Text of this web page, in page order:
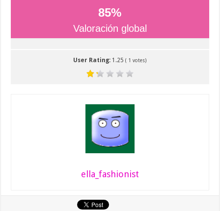
85%
Valoración global
User Rating: 1.25 ( 1 votes)
ella_fashionist